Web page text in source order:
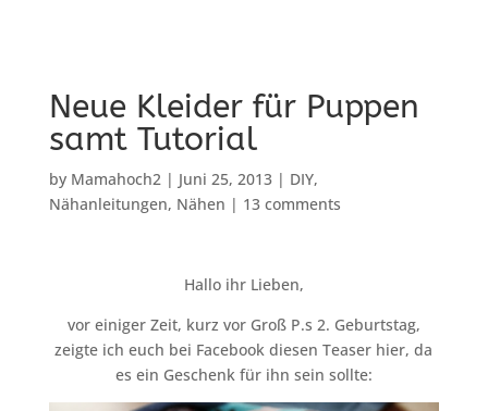
Neue Kleider für Puppen
samt Tutorial
by Mamahoch2| Juni 25, 2013| DIY,
Nähanleitungen, Nähen | 13 comments
Hallo ihr Lieben,
vor einiger Zeit, kurz vor Groß P.s 2. Geburtstag,
zeigte ich euch bei Facebook diesen Teaser hier, da
es ein Geschenk für ihn sein sollte: